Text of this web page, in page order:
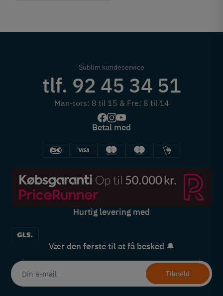
Sublim kundeservice
tlf. 92 45 34 51
Man-tors: 8 til 15 & Fre: 8 til 14
Betal med
Hurtig levering med
Vær den første til at få besked 🔔
Tilmeld